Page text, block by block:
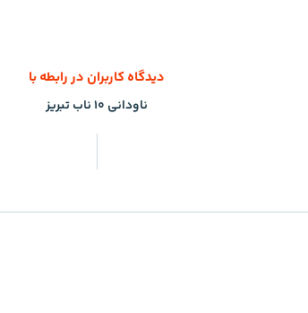
دیدگاه کاربران در رابطه با
ناودانی 10 ناب تبریز